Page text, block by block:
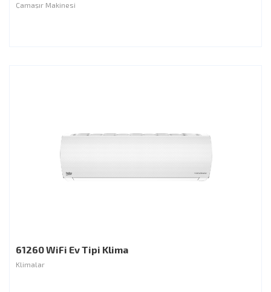
Çamaşır Makinesi
61260 WiFi Ev Tipi Klima
Klimalar